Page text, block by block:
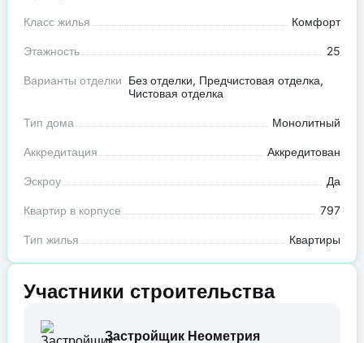
Класс жилья Комфорт
Этажность 25
Варианты отделки Без отделки, Предчистовая отделка,
Чистовая отделка
Тип дома Монолитный
Аккредитация Аккредитован
Эскроу Да
Квартир в корпусе 797
Тип жилья Квартиры
Участники строительства
Застройщик Неометрия